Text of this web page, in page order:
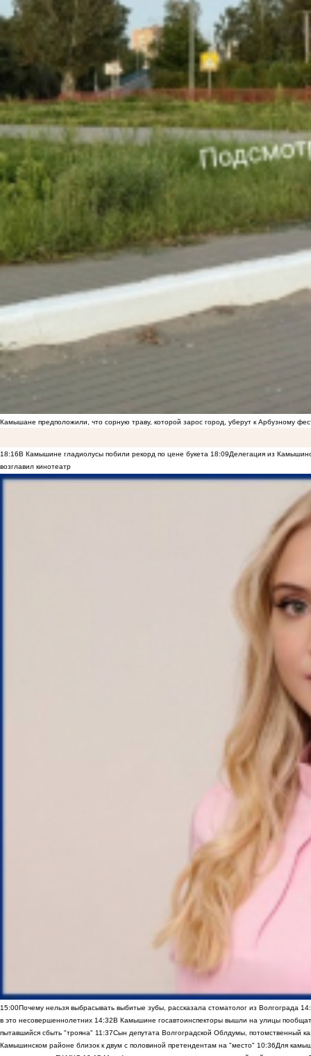
Камышане предположили, что сорную траву, которой зарос город, уберут к Арбузному
18:16В Камышине гладиолусы побили рекорд по цене букета 18:09Делегация из
возглавил кинотеатр
15:00Почему нельзя выбрасывать выбитые зубы, рассказала стоматолог из Волгограда
в это несовершеннолетних 14:32В Камышине госавтоинспекторы вышли на улицы
пытавшийся сбыть "трояна" 11:37Сын депутата Волгоградской Облдумы, потомственный
Камышинском районе близок к двум с половиной претендентам на "место" 10:36Для